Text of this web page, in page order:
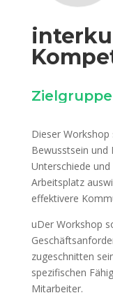
Dieser
Bewusstsein und
Unterschiede
Arbeitsplatz
effektivere
uDer Workshop
zugeschnitten
spezifischen
Mitarbeiter.